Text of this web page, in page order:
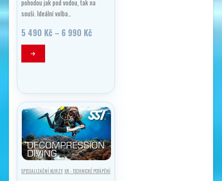
pohodou jak pod vodou, tak na
souši. Ideální volba…
5 490 Kč – 6 990 Kč
Tento
produkt
variant.
Možnosti
lze
na
stránce
produktu
SPECIALIZAČNÍ KURZY, XR - TECHNICKÉ POTÁPĚNÍ